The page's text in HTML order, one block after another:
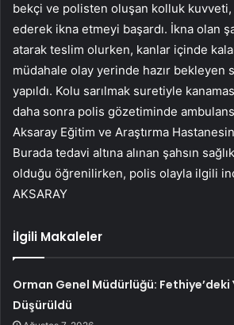
bekçi ve polisten oluşan kolluk kuvveti,
ederek ikna etmeyi başardı. İkna olan
atarak teslim olurken, kanlar içinde
müdahale olay yerinde hazır bekleyen
yapıldı. Kolu sarılmak suretiyle
daha sonra polis gözetiminde
Aksaray Eğitim ve Araştırma
Burada tedavi altına alınan şahsın
olduğu öğrenilirken, polis olayla ilgili
AKSARAY
İlgili Makaleler
Orman Genel Müdürlüğü: Fethiye’deki
Düşürüldü